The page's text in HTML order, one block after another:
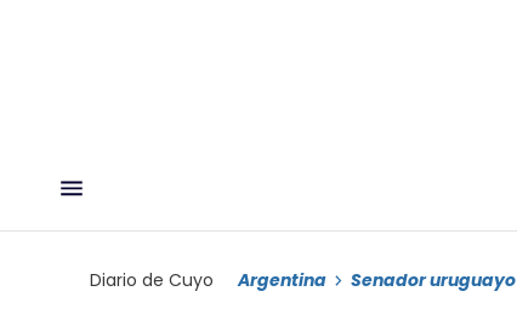
Diario de Cuyo Argentina Senador uruguayo